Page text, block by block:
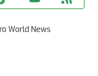
World News